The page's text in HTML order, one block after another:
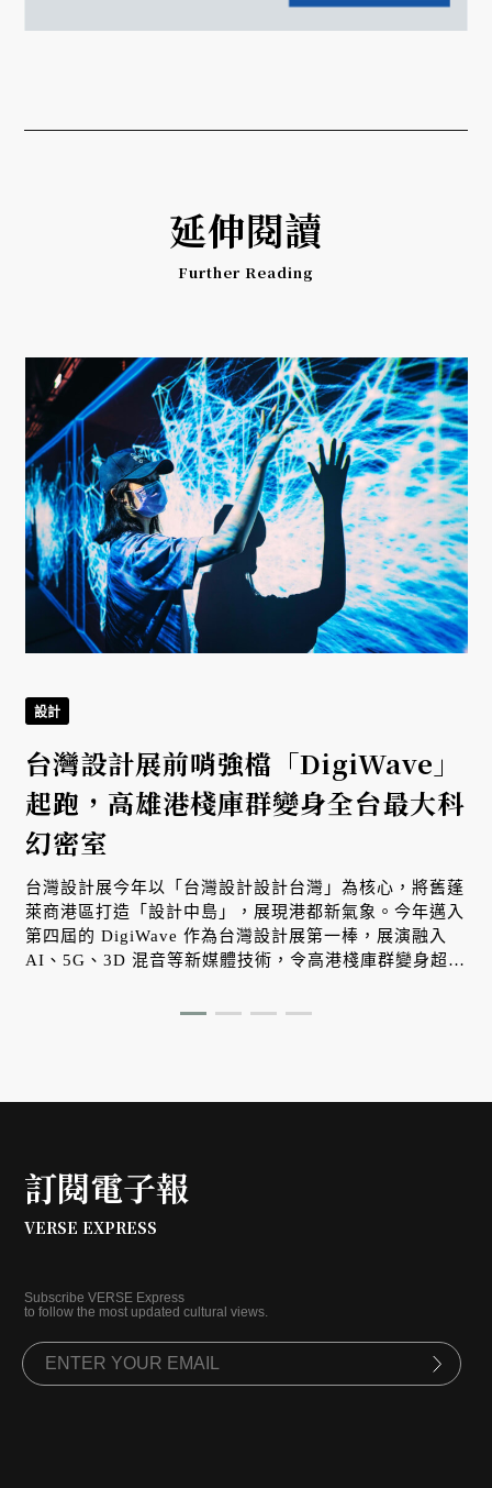
延伸閱讀
Further Reading
設計
台灣設計展前哨強檔「DigiWave」
起跑，高雄港棧庫群變身全台最大科
幻密室
台灣設計展今年以「台灣設計設計台灣」為核心，將舊蓬
萊商港區打造「設計中島」，展現港都新氣象。今年邁入
第四屆的 DigiWave 作為台灣設計展第一棒，展演融入
AI、5G、3D 混音等新媒體技術，令高港棧庫群變身超現
訂閱電子報
VERSE EXPRESS
Subscribe VERSE Express
to follow the most updated cultural views.